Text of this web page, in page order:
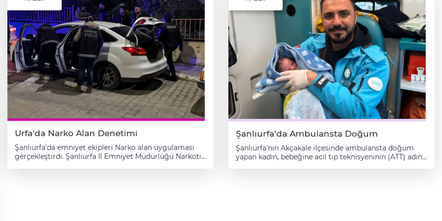
63 uygulamasına ilişkin yapılan resmi açıklamada şu
ifadelere yer verildi. “İl Emniyet Müdürümüz Sayın Atilla
Aksoy’un katılımlarıyla ilimizde huzur ve güven
ortamının devamlılığı, asayişe müessir olayların
önlenmesi, suç ve suçluların tespit ve yakalanmasına
yönelik yapılan uygulamada 7.186 şahıs, 2.004 araç, 163
umuma açık işyeri kontrol edilmiştir” denildi. Huzur 63
Uygulaması kapsamında “78 aranan şahıs yakalanmış,
46 işyerine idari işlem uygulanmış, 120 araç ve
sürücüsüne cezai işlem uygulanmış, 4 araç trafikten
men edilmiş, 1 adet hacizli yakalamalı araç, 1 adet
ruhsatsız tabanca, 2 adet av tüfeği, 1 adet kurusıkı
tabanca, 41 adet mermi ve çeşitli miktarlarda narkotik
madde ele geçirilmiştir”
Aralarında dalgıç polisler, itfaiye ve AFAD personelinin
de bulunduğu 135 kişilik ekip, kanal içerisinde ve dışında
yaklaşık 22 kilometrelik alanda arama çalışması
yapıyor. Arama çalışmalarına havanın kararması
nedeniyle yarına kadar ara verildi. Harran ilçesinde 29
Aralık 2025'te içerisinde 5 kişinin bulunduğu otomobil
sulama kanalına düşmüş, 1 kişi kendi imkanlarıyla
sudan çıkmış, 3 kişinin cesedine ulaşılmış, 1 kişi ise
kaybolmuştu.
Urfa'da Narko Alan Denetimi
Şanlıurfa'da emniyet ekipleri Narko alan uygulaması
gerçekleştirdi. Şanlıurfa İl Emniyet Müdürlüğü Narkotik
Şanlıurfa'da Ambulansta Doğum
Şanlıurfa'nın Akçakale ilçesinde ambulansta doğum
yapan kadın, bebeğine acil tıp teknisyeninin (ATT) adını